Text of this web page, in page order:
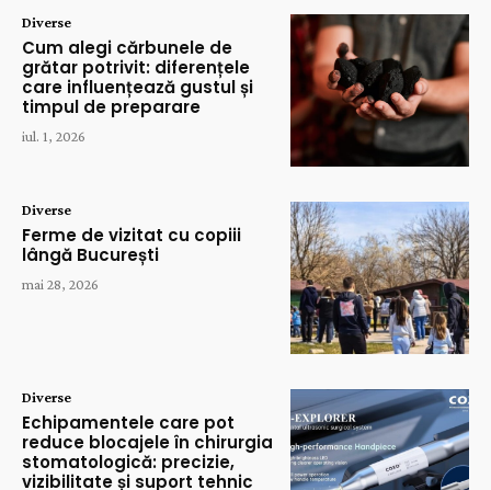
Diverse
Cum alegi cărbunele de
grătar potrivit: diferențele
care influențează gustul și
timpul de preparare
iul. 1, 2026
Diverse
Ferme de vizitat cu copiii
lângă București
mai 28, 2026
Diverse
Echipamentele care pot
reduce blocajele în chirurgia
stomatologică: precizie,
vizibilitate și suport tehnic